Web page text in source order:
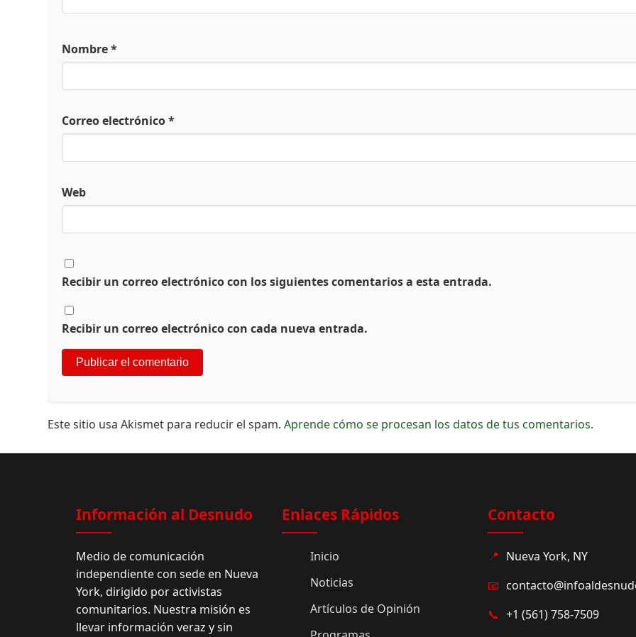
Nombre*
Correo electrónico*
Web
Recibir un correo electrónico con los siguientes comentarios a esta entrada.
Recibir un correo electrónico con cada nueva entrada.
Este sitio usa Akismet para reducir el spam.Aprende cómo se procesan los datos de tus comentarios.
Información al Desnudo
Medio de comunicación
independiente con sede en Nueva
York, dirigido por activistas
comunitarios. Nuestra misión es
llevar información veraz y sin
Enlaces Rápidos
Inicio
Noticias
Artículos de Opinión
Contacto
📍 Nueva York, NY
📧
📞 +1 (561) 758-7509